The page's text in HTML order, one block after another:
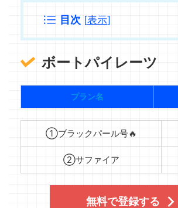
目次 [表示]
ボートパイレーツ
プラン名
①ブラックパール号🔥
②サファイア
無料で登録する